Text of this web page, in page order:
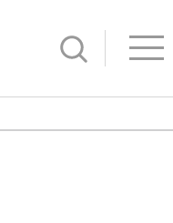
サイト内検索